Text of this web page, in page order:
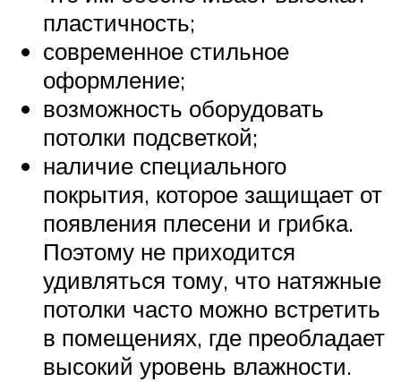
пластичность;
современное стильное
оформление;
возможность оборудовать
потолки подсветкой;
наличие специального
покрытия, которое защищает от
появления плесени и грибка.
Поэтому не приходится
удивляться тому, что натяжные
потолки часто можно встретить
в помещениях, где преобладает
высокий уровень влажности.